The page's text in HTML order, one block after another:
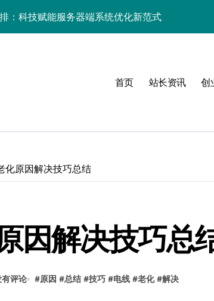
：科技赋能服务器端系统优化新范式
发环境高效搭建与运行库管理
据运行库高效部署与管理
，引领移动互联新变革
：视觉系统高效部署新范式
中国科技领跑全球
：容器化部署与智能编排系统架构革新实践
首页 站长资讯 创
化原因解决技巧总结
因解决技巧总
有评论 #原因 #总结 #技巧 #电线 #老化 #解决